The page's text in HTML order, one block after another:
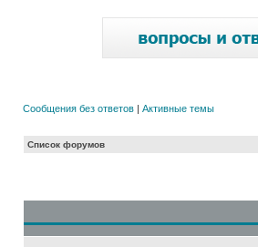
Сообщения без ответов | Активные темы
Список форумов